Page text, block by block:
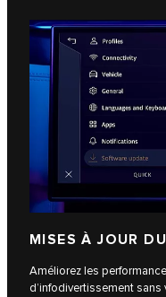
MISES À JOUR
Améliorez les
d’infodivertissement